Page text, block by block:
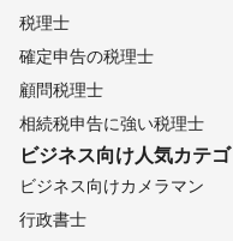
税理士
確定申告の税理士
顧問税理士
相続税申告に強い税理士
ビジネス向け人気カテゴ
ビジネス向けカメラマン
行政書士